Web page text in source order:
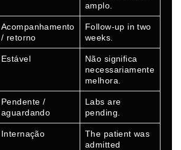
amplo.
Acompanhamento
/ retorno
Follow-up in two
weeks.
Estável
Não significa
necessariamente
melhora.
Pendente /
aguardando
Labs are
pending.
Internação
The patient was
admitted